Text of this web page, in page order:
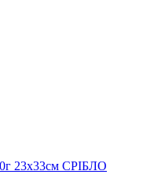
23х33см СРІБЛО